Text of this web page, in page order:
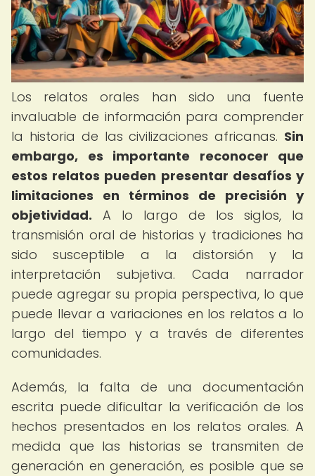
Los relatos orales han sido una fuente
invaluable de información para comprender
la historia de las civilizaciones africanas. Sin
embargo, es importante reconocer que
estos relatos pueden presentar desafíos y
limitaciones en términos de precisión y
objetividad. A lo largo de los siglos, la
transmisión oral de historias y tradiciones ha
sido susceptible a la distorsión y la
interpretación subjetiva. Cada narrador
puede agregar su propia perspectiva, lo que
puede llevar a variaciones en los relatos a lo
largo del tiempo y a través de diferentes
comunidades.
Además, la falta de una documentación
escrita puede dificultar la verificación de los
hechos presentados en los relatos orales. A
medida que las historias se transmiten de
generación en generación, es posible que se